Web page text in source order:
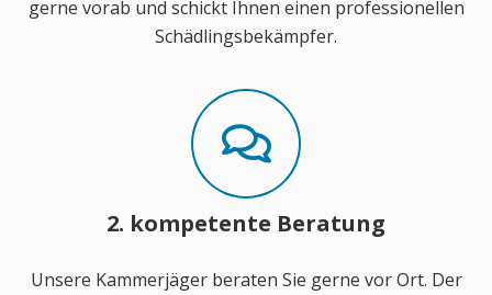
gerne vorab und schickt Ihnen einen professionellen
Schädlingsbekämpfer.
2. kompetente Beratung
Unsere Kammerjäger beraten Sie gerne vor Ort. Der